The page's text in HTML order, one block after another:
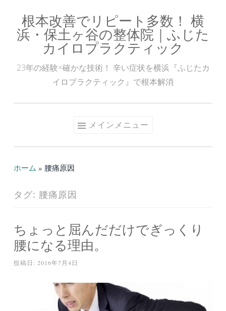
ン
根本改善でリピート多数！ 横
浜・保土ヶ谷の整体院｜ふじた
カイロプラクティック
23年の経験×確かな技術！ 辛い症状を横浜『ふじたカ
イロプラクティック』で根本解消
メインメニュー
ホーム » 腰痛原因
タグ: 腰痛原因
ちょっと屈んだだけでぎっくり
腰になる理由。
投稿日: 2016年7月4日